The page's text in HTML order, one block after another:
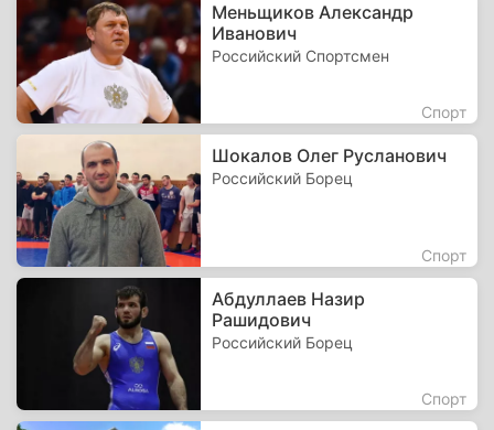
Меньщиков Александр
Иванович
Российский Спортсмен
Спорт
Шокалов Олег Русланович
Российский Борец
Спорт
Абдуллаев Назир
Рашидович
Российский Борец
Спорт